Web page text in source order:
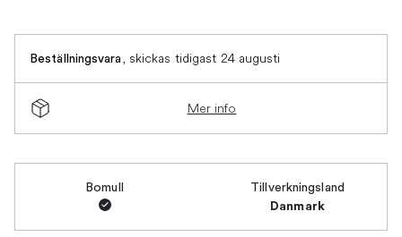
Beställningsvara, skickas tidigast 24 augusti
Mer info
Bomull Tillverkningsland
Danmark